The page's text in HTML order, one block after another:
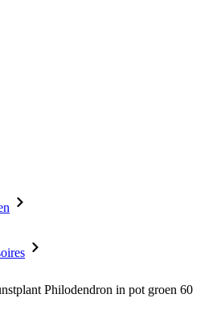
Philodendron in pot groen 60